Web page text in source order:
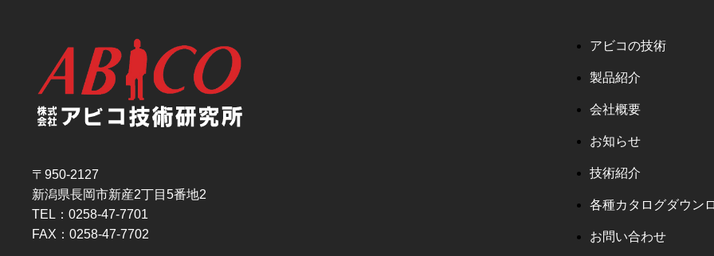
〒950-2127
新潟県長岡市新産2丁目5番地2
TEL：0258-47-7701
FAX：0258-47-7702
アビコの技術
製品紹介
会社概要
お知らせ
技術紹介
各種カタログダウン
お問い合わせ